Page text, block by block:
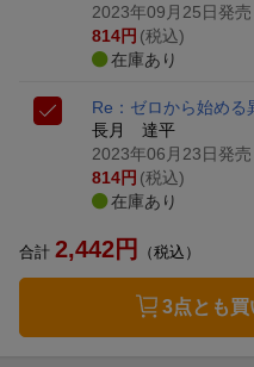
2023年09月25日発売
814円 (税込)
在庫あり
Re：ゼロから始める
長月 達平
2023年06月23日発売
814円 (税込)
在庫あり
合計 2,442円 （税込）
3点とも買